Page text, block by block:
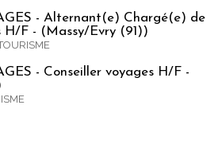
- Alternant(e) Chargé(e) de
H/F - (Massy/Evry (91))
- Conseiller voyages H/F -